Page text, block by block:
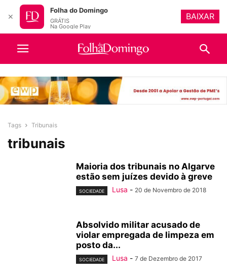
Tags Tribunais
tribunais
Maioria dos tribunais no Algarve
estão sem juízes devido à greve
SOCIEDADE Lusa - 20 de Novembro de 2018
Absolvido militar acusado de
violar empregada de limpeza em
posto da...
SOCIEDADE Lusa - 7 de Dezembro de 2017
✕
Folha do Domingo
GRÁTIS
Na Google Play
BAIXAR